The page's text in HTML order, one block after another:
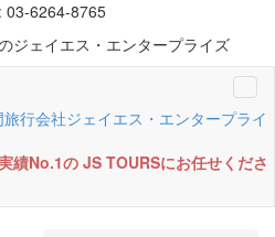
03-6264-8765
ジェイエス・エンタープライズ
績No.1の JS TOURSにお任せくださ